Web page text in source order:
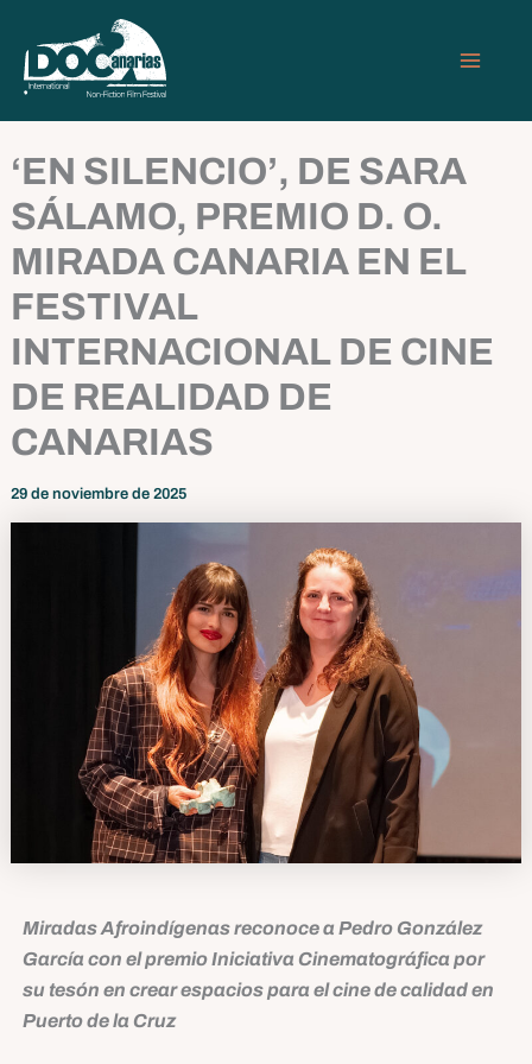
contenido
‘EN SILENCIO’, DE SARA
SÁLAMO, PREMIO D. O.
MIRADA CANARIA EN EL
FESTIVAL
INTERNACIONAL DE CINE
DE REALIDAD DE
CANARIAS
29 de noviembre de 2025
Miradas Afroindígenas reconoce a Pedro González
García con el premio Iniciativa Cinematográfica por
su tesón en crear espacios para el cine de calidad en
Puerto de la Cruz